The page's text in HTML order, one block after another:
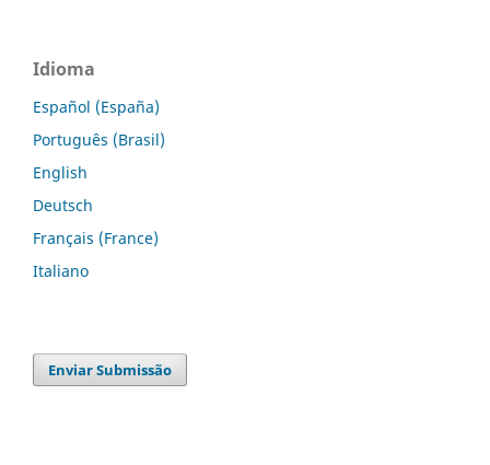
Idioma
Español (España)
Português (Brasil)
English
Deutsch
Français (France)
Italiano
Enviar Submissão